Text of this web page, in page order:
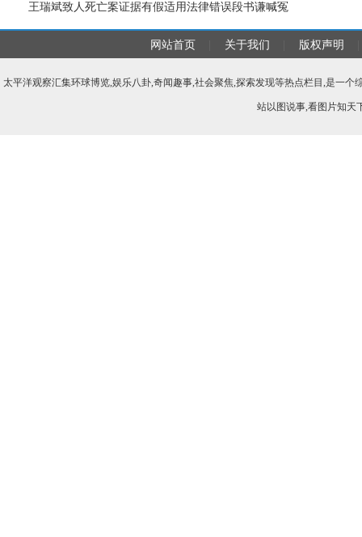
王瑞斌致人死亡案证据有假适用法律错误段书谦喊冤
网站首页 关于我们 版权声明
太平洋观察汇集环球博览,娱乐八卦,奇闻趣事,社会聚焦,探索发现等热点栏目,是一
站以图说事,看图片知天